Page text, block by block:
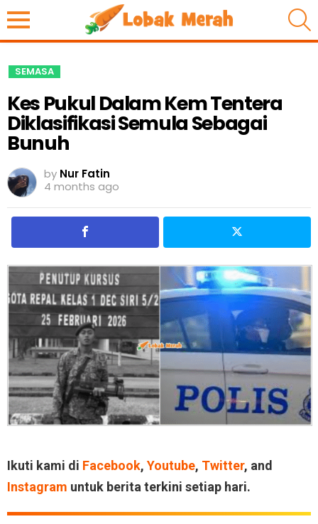
SEMASA
Kes Pukul Dalam Kem Tentera
Diklasifikasi Semula Sebagai
Bunuh
by Nur Fatin
4 months ago
Ikuti kami di Facebook, Youtube, Twitter, and
Instagram untuk berita terkini setiap hari.